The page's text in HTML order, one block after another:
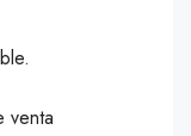
venta